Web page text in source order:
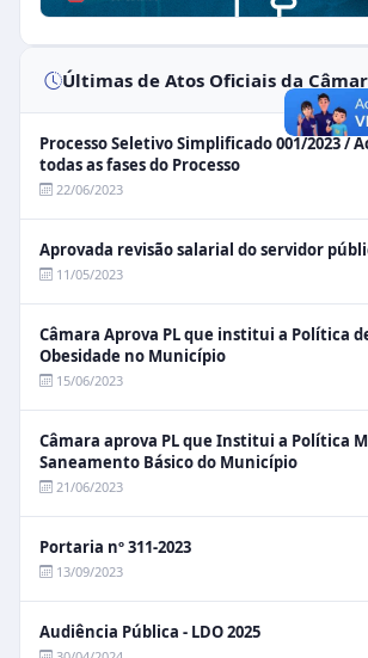
Últimas de Atos Oficiais da
Processo Seletivo Simplificado 001/2023 /
todas as fases do Processo
22/06/2023
Aprovada revisão salarial do servidor
11/05/2023
Câmara Aprova PL que institui a Política
Obesidade no Município
15/06/2023
Câmara aprova PL que Institui a Política
Saneamento Básico do Município
21/06/2023
Portaria nº 311-2023
13/09/2023
Audiência Pública - LDO 2025